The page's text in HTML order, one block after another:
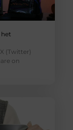
het
(Twitter)
on